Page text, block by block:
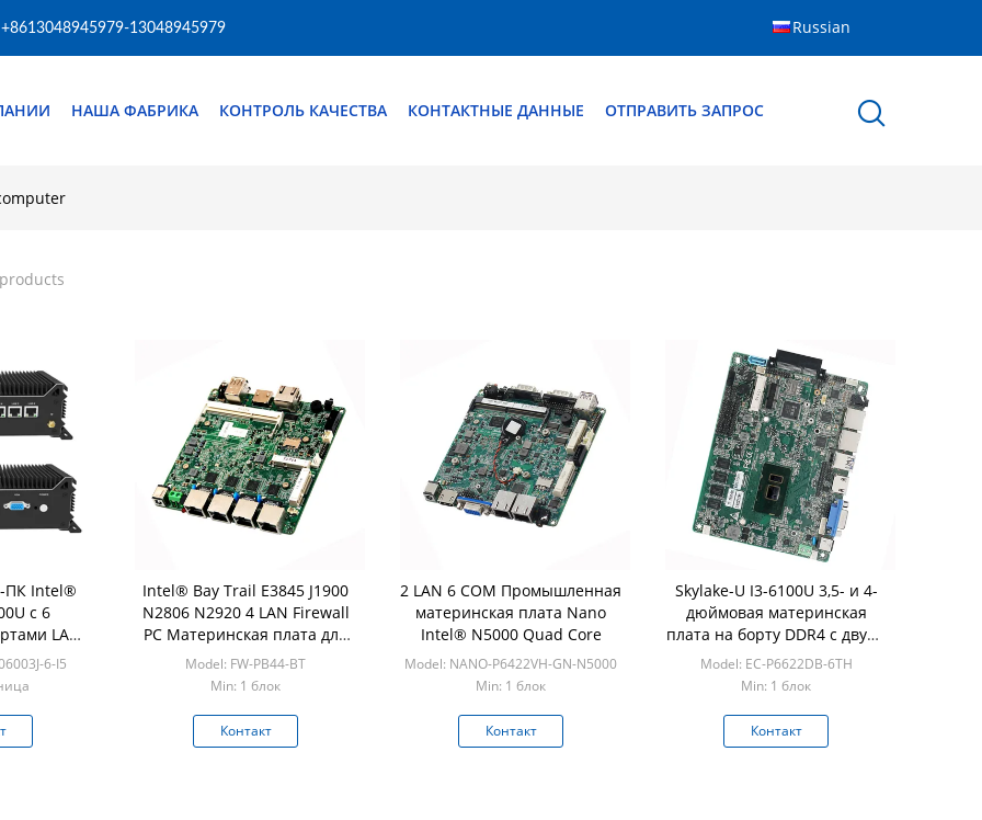
+8613048945979-13048945979 Russian
НАША ФАБРИКА КОНТРОЛЬ КАЧЕСТВА КОНТАКТНЫЕ ДАННЫЕ ОТПРАВИТЬ ЗАПРОС
ПК Intel®
с 6
LAN,
6-I5
Intel® Bay Trail E3845 J1900
N2806 N2920 4 LAN Firewall
PC Материнская плата для
компьютера Nano Firewall
Model: FW-PB44-BT
Min: 1 блок
Контакт
2 LAN 6 COM Промышленная
материнская плата Nano
Intel® N5000 Quad Core
Model: NANO-P6422VH-GN-N5000
Min: 1 блок
Контакт
Skylake-U I3-6100U 3,5- и 4-
дюймовая материнская
плата на борту DDR4 с двумя
портами Ethernet
Model: EC-P6622DB-6TH
Min: 1 блок
Контакт